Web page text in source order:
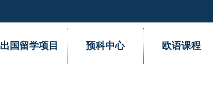
出国留学项目 预科中心 欧语课程